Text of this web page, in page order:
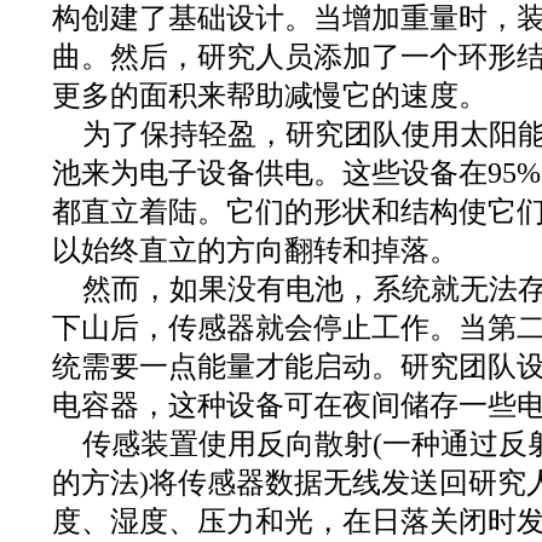
构创建了基础设计。当增加重量时，
曲。然后，研究人员添加了一个环形
更多的面积来帮助减慢它的速度。
为了保持轻盈，研究团队使用太阳
池来为电子设备供电。这些设备在
都直立着陆。它们的形状和结构使它
以始终直立的方向翻转和掉落。
然而，如果没有电池，系统就无法
下山后，传感器就会停止工作。当第
统需要一点能量才能启动。研究团队
电容器，这种设备可在夜间储存一些
传感装置使用反向散射(一种通过反
的方法)将传感器数据无线发送回研究
度、湿度、压力和光，在日落关闭时